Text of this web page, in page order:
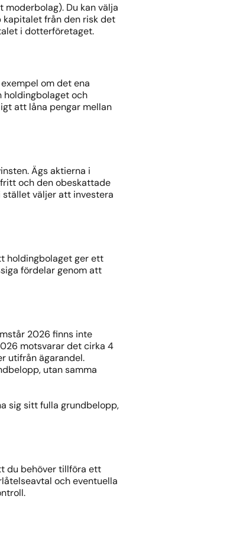
Du kan välja
från den risk det
i dotterföretaget.
om det ena
holdingbolaget och
att låna pengar mellan
Ägs aktierna i
och den obeskattade
väljer att investera
holdingbolaget ger ett
fördelar genom att
2026 finns inte
motsvarar det cirka 4
utifrån ägarandel.
utan samma
sig sitt fulla grundbelopp,
du behöver tillföra ett
och eventuella